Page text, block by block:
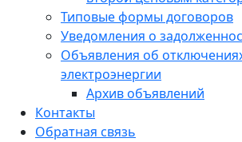
Типовые формы договоров
Уведомления о
Объявления об
электроэнергии
Архив объявлений
Контакты
Обратная связь